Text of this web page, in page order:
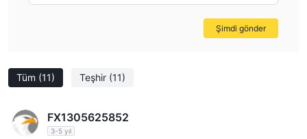
Tüm (11) Teşhir (11)
FX1305625852
3-5 yıl
Şimdi gönder